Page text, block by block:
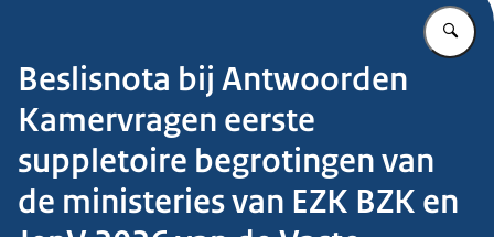
Beslisnota bij Antwoorden
Kamervragen eerste
suppletoire begrotingen van
de ministeries van EZK BZK en